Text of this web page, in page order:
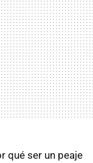
qué ser un peaje